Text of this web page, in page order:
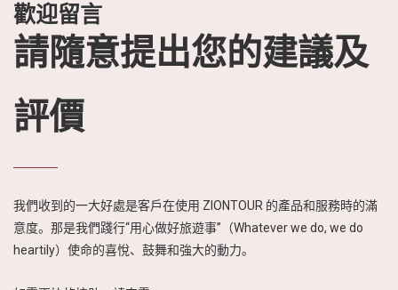
歡迎留言
請隨意提出您的建議及
評價
我們收到的一大好處是客戶在使用 ZIONTOUR 的產品和服務時的滿
意度。那是我們踐行“用心做好旅遊事”（Whatever we do, we do
heartily）使命的喜悅、鼓舞和強大的動力。